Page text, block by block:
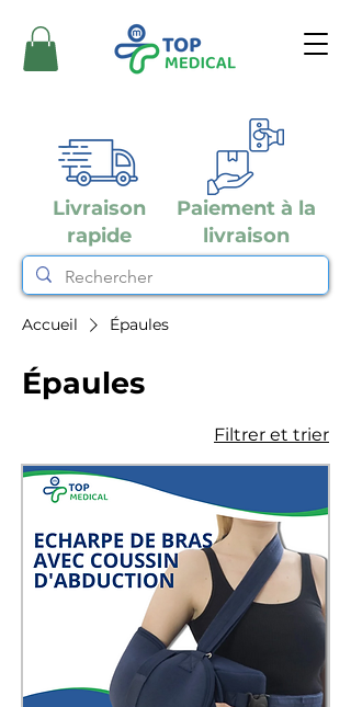
Livraison
rapide
Paiement à la
livraison
Accueil Épaules
Épaules
Filtrer et trier